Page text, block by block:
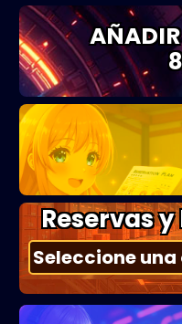
Reservas y